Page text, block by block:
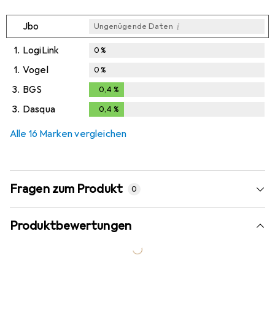
Jbo Ungenügende Daten i
1. LogiLink 0%
1. Vogel 0%
3. BGS 0,4 %
3. Dasqua 0,4 %
Alle 16 Marken vergleichen
Fragen zum Produkt 0
Produktbewertungen